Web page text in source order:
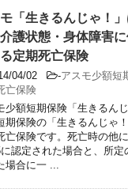
「生きるんじゃ！
介護状態・身体障害
定期死亡保険
04/02 -アスモ少額短
亡保険
少額短期保険「生きるん
期保険の「生きるんじゃ
亡保険です。死亡時の他
認定された場合と、所定
場合に一 ...